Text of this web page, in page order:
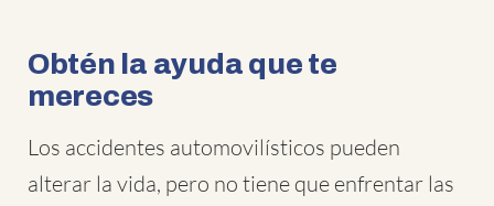
Obtén la ayuda que te
mereces
Los accidentes automovilísticos pueden
alterar la vida, pero no tiene que enfrentar las